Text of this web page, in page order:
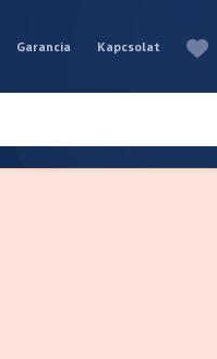
Garancia Kapcsolat